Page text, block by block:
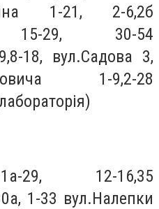
1-21, 2-6,2б
15-29, 30-54
18, вул.Садова 3,
1-9,2-28
29, 12-16,35
1-33 вул.Налепки